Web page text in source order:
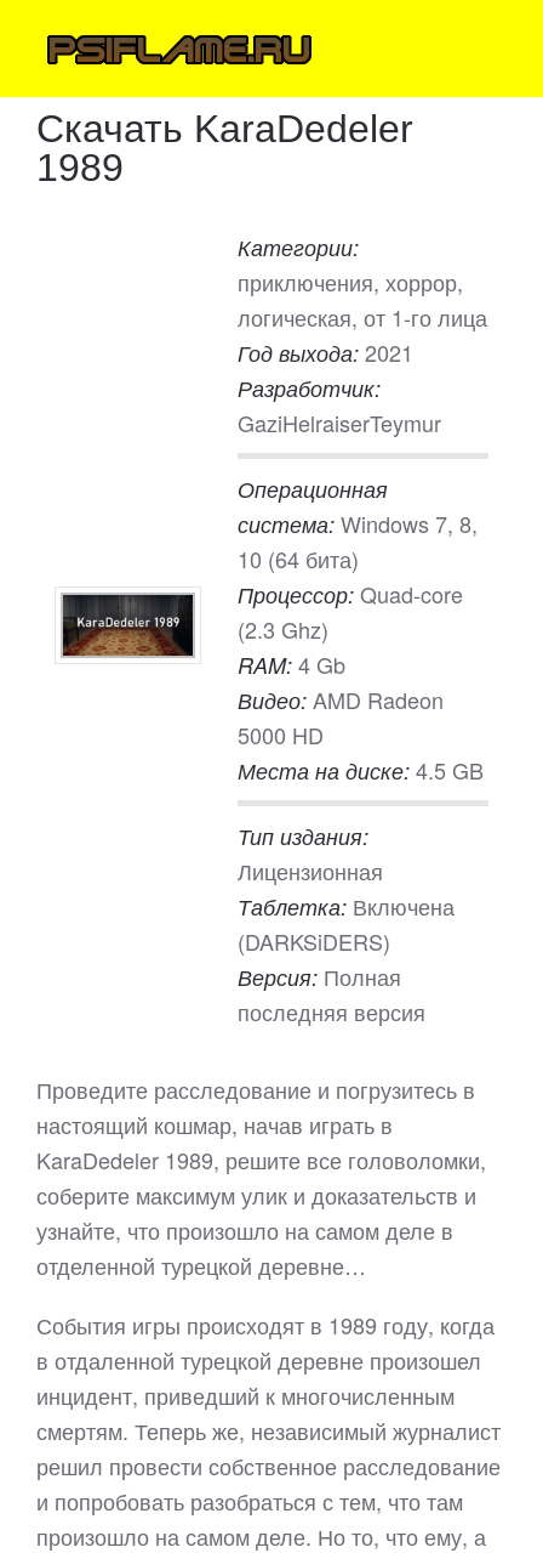
Скачать KaraDedeler
1989
Категории:
приключения, хоррор,
логическая, от 1-го лица
Год выхода: 2021
Разработчик:
GaziHelraiserTeymur
Операционная
система: Windows 7, 8,
10 (64 бита)
Процессор: Quad-core
(2.3 Ghz)
RAM: 4 Gb
Видео: AMD Radeon
5000 HD
Места на диске: 4.5 GB
Тип издания:
Лицензионная
Таблетка: Включена
(DARKSiDERS)
Версия: Полная
последняя версия
Проведите расследование и погрузитесь в
настоящий кошмар, начав играть в
KaraDedeler 1989, решите все головоломки,
соберите максимум улик и доказательств и
узнайте, что произошло на самом деле в
отделенной турецкой деревне…
События игры происходят в 1989 году, когда
в отдаленной турецкой деревне произошел
инцидент, приведший к многочисленным
смертям. Теперь же, независимый журналист
решил провести собственное расследование
и попробовать разобраться с тем, что там
произошло на самом деле. Но то, что ему, а